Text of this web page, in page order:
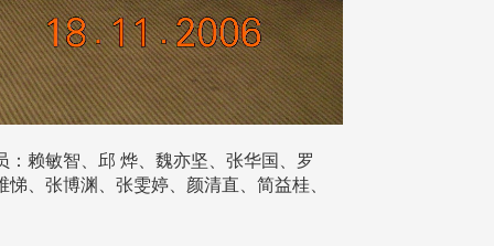
：赖敏智、邱 烨、魏亦坚、张华国、罗
、张博渊、张雯婷、颜清直、简益桂、